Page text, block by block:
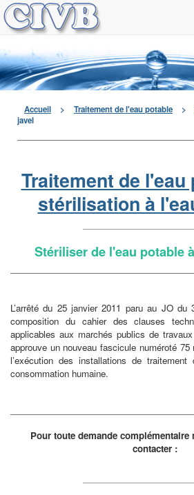
Accueil > Traitement de l'eau potable >
javel
Traitement de l'eau
stérilisation à
Stériliser de l'eau potable
L’arrêté du 25 janvier 2011 paru au JO
composition du cahier des clauses
applicables aux marchés publics de
approuve un nouveau fascicule numéroté
l’exécution des installations de
consommation humaine.
Pour toute demande complémentaire
contacter :